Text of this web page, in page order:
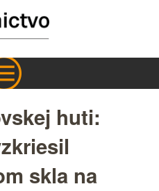
huti:
skla na